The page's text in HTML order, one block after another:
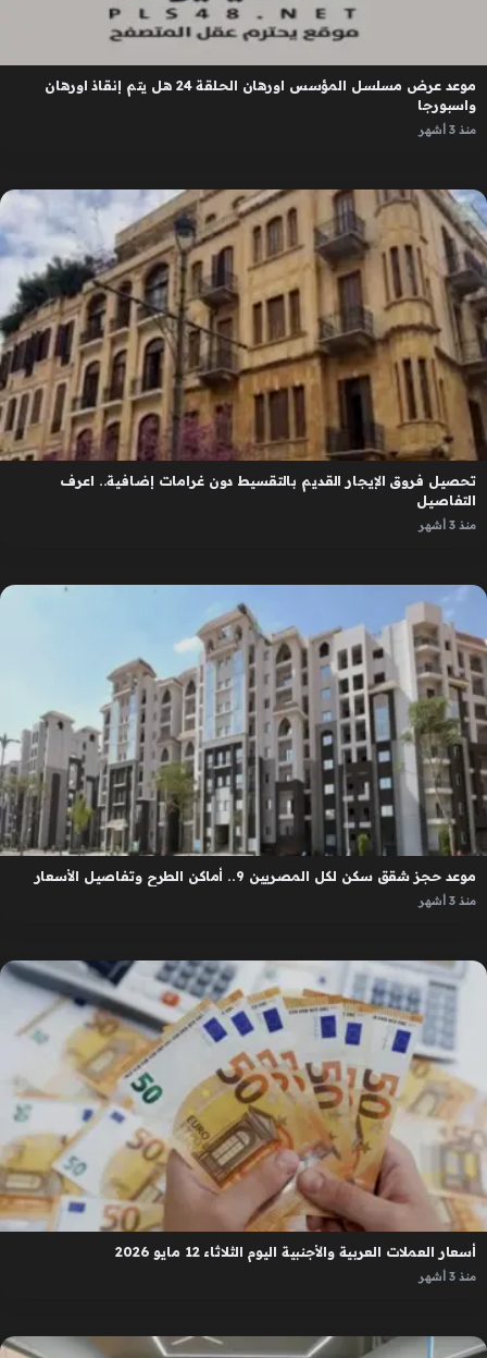
موعد عرض مسلسل المؤسس اورهان الحلقة 24 هل يتم إنقاذ اورهان
واسبورجا
منذ 3 أشهر
تحصيل فروق الإيجار القديم بالتقسيط دون غرامات إضافية.. اعرف
التفاصيل
منذ 3 أشهر
موعد حجز شقق سكن لكل المصريين 9.. أماكن الطرح وتفاصيل الأسعار
منذ 3 أشهر
أسعار العملات العربية والأجنبية اليوم الثلاثاء 12 مايو 2026
منذ 3 أشهر